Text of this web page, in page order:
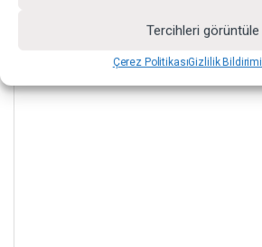
Tercihleri görüntüle
Çerez PolitikasıGizlilik Bildirimi